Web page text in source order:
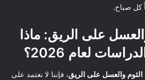
كل صباح.
على الريق: ماذا
لعام 2026؟
الثوم والعسل على الريق، فإننا لا نعتمد على